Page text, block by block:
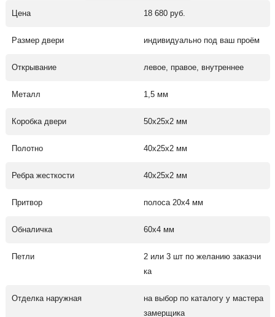
Цена 18 680 руб.
Размер двери индивидуально под ваш проём
Открывание левое, правое, внутреннее
Металл 1,5 мм
Коробка двери 50х25х2 мм
Полотно 40х25х2 мм
Ребра жесткости 40х25х2 мм
Притвор полоса 20х4 мм
Обналичка 60х4 мм
Петли
2 или 3 шт по желанию заказчи
ка
Отделка наружная
на выбор по каталогу у мастера
замерщика